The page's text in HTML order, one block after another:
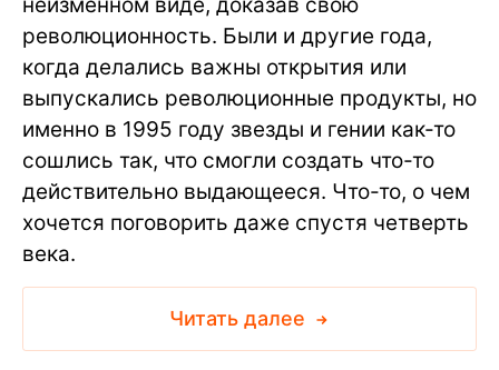
революционность. Были и другие года,
когда делались важны открытия или
выпускались революционные продукты, но
именно в 1995 году звезды и гении как-то
сошлись так, что смогли создать что-то
действительно выдающееся. Что-то, о чем
хочется поговорить даже спустя четверть
века.
Читать далее